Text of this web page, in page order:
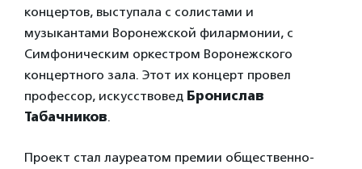
концертов, выступала с солистами и
музыкантами Воронежской филармонии, с
Симфоническим оркестром Воронежского
концертного зала. Этот их концерт провел
профессор, искусствовед Бронислав
Табачников.
Проект стал лауреатом премии общественно-